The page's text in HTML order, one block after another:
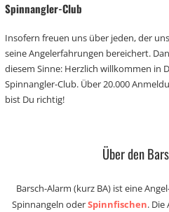
Spinnangler-Club
Insofern freuen uns über jeden, der
seine Angelerfahrungen bereichert.
diesem Sinne: Herzlich willkommen in
Spinnangler-Club. Über 20.000
bist Du richtig!
Über den
Barsch-Alarm (kurz BA) ist eine
Spinnangeln oderSpinnfischen.